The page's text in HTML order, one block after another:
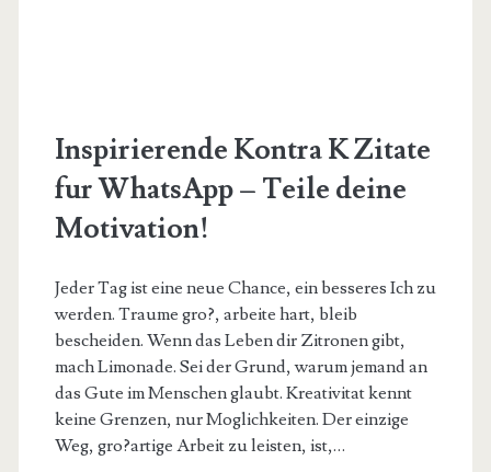
Inspirierende Kontra K Zitate
fur WhatsApp – Teile deine
Motivation!
Jeder Tag ist eine neue Chance, ein besseres Ich zu
werden. Traume gro?, arbeite hart, bleib
bescheiden. Wenn das Leben dir Zitronen gibt,
mach Limonade. Sei der Grund, warum jemand an
das Gute im Menschen glaubt. Kreativitat kennt
keine Grenzen, nur Moglichkeiten. Der einzige
Weg, gro?artige Arbeit zu leisten, ist,…